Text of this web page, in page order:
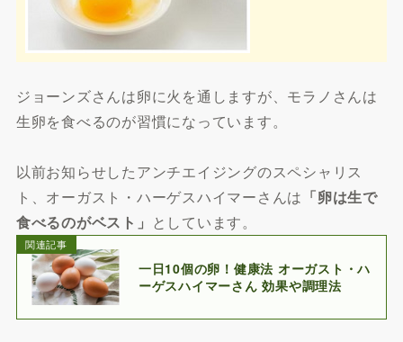
ジョーンズさんは卵に火を通しますが、モラノさんは
生卵を食べるのが習慣になっています。
以前お知らせしたアンチエイジングのスペシャリス
ト、オーガスト・ハーゲスハイマーさんは 「卵は生で
食べるのがベスト」 としています。
関連記事
一日10個の卵！健康法 オーガスト・ハ
ーゲスハイマーさん 効果や調理法